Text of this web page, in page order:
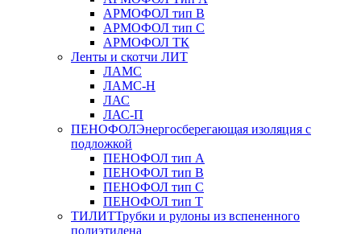
АРМОФОЛ тип В
АРМОФОЛ тип C
АРМОФОЛ ТК
Ленты и скотчи ЛИТ
ЛАМС
ЛАМС-Н
ЛАС
ЛАС-П
ПЕНОФОЛЭнергосберегающая изоляция с
подложкой
ПЕНОФОЛ тип А
ПЕНОФОЛ тип B
ПЕНОФОЛ тип C
ПЕНОФОЛ тип T
ТИЛИТТрубки и рулоны из вспененного
полиэтилена